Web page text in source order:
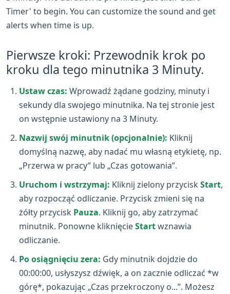
Timer' to begin. You can customize the sound and get
alerts when time is up.
Pierwsze kroki: Przewodnik krok po
kroku dla tego minutnika 3 Minuty.
Ustaw czas: Wprowadź żądane godziny, minuty i
sekundy dla swojego minutnika. Na tej stronie jest
on wstępnie ustawiony na 3 Minuty.
Nazwij swój minutnik (opcjonalnie): Kliknij
domyślną nazwę, aby nadać mu własną etykietę, np.
„Przerwa w pracy” lub „Czas gotowania”.
Uruchom i wstrzymaj: Kliknij zielony przycisk Start,
aby rozpocząć odliczanie. Przycisk zmieni się na
żółty przycisk Pauza. Kliknij go, aby zatrzymać
minutnik. Ponowne kliknięcieStartwznawia
odliczanie.
Po osiągnięciu zera: Gdy minutnik dojdzie do
00:00:00, usłyszysz dźwięk, a on zacznie odliczać *w
górę*, pokazując „Czas przekroczony o...”. Możesz